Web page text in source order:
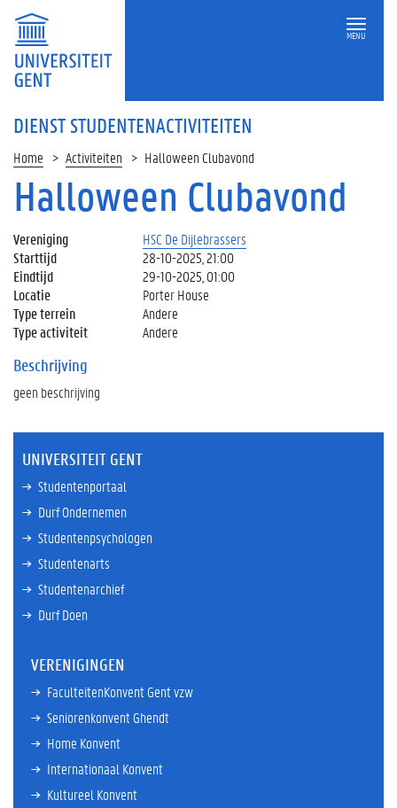
MENU
DIENST STUDENTENACTIVITEITEN
Home Activiteiten Halloween Clubavond
Halloween Clubavond
Vereniging
HSC De Dijlebrassers
Starttijd
28-10-2025, 21:00
Eindtijd
29-10-2025, 01:00
Locatie
Porter House
Type terrein
Andere
Type activiteit
Andere
Beschrijving
geen beschrijving
UNIVERSITEIT GENT
Studentenportaal
Durf Ondernemen
Studentenpsychologen
Studentenarts
Studentenarchief
Durf Doen
VERENIGINGEN
FaculteitenKonvent Gent vzw
Seniorenkonvent Ghendt
Home Konvent
Internationaal Konvent
Kultureel Konvent